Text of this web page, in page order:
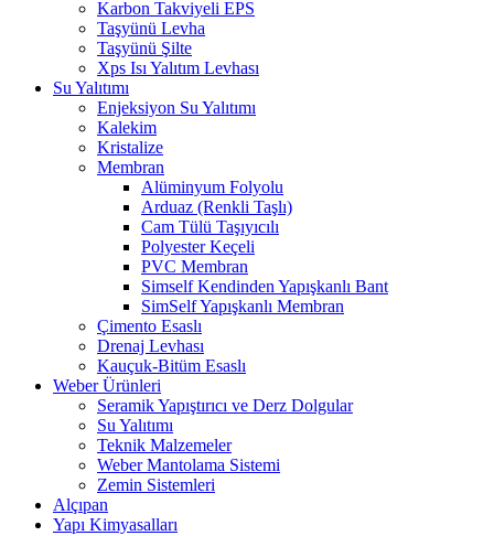
Karbon Takviyeli EPS
Taşyünü Levha
Taşyünü Şilte
Xps Isı Yalıtım Levhası
Su Yalıtımı
Enjeksiyon Su Yalıtımı
Kalekim
Kristalize
Membran
Alüminyum Folyolu
Arduaz (Renkli Taşlı)
Cam Tülü Taşıyıcılı
Polyester Keçeli
PVC Membran
Simself Kendinden Yapışkanlı Bant
SimSelf Yapışkanlı Membran
Çimento Esaslı
Drenaj Levhası
Kauçuk-Bitüm Esaslı
Weber Ürünleri
Seramik Yapıştırıcı ve Derz Dolgular
Su Yalıtımı
Teknik Malzemeler
Weber Mantolama Sistemi
Zemin Sistemleri
Alçıpan
Yapı Kimyasalları